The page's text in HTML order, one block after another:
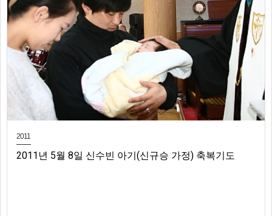
2011
2011년 5월 8일 신수빈 아기(신규승 가정) 축복기도